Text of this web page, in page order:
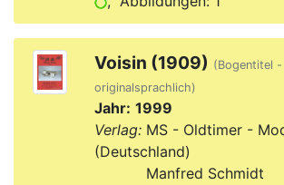
Voisin (1909) (Bogentitel -
originalsprachlich)
Jahr: 1999
Verlag:MS - Oldtimer -
(Deutschland)
Manfred Schmidt